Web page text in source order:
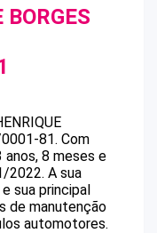
81. Com
anos, 8 meses e
2022. A sua
e sua principal
de manutenção
automotores.